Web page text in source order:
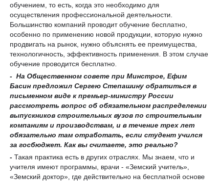
обучением, то есть, когда это необходимо для
осуществления профессиональной деятельности
Большинство компаний проводит обучение бесплатно,
особенно по применению новой продукции, которую нужно
продвигать на рынок, нужно объяснять ее преимущества,
технологичность, эффективность применения. В этом случае
обучение проводится бесплатно.
- На Общественном совете при Минстрое, Ефим
Басин предложил Сергею Степашину обратиться в
письменном виде к премьер-министру России
рассмотреть вопрос об обязательном распределении
выпускников строительных вузов по строительным
компаниям и производствам, и в течение трех лет
обязательно там отработать, если студент учился
за госбюджет. Как вы считаете, это реально?
- Такая практика есть в других отраслях. Мы знаем, что и
учителя имеют программы, врачи - «Земский учитель»,
«Земский доктор», где действительно на бесплатной основе